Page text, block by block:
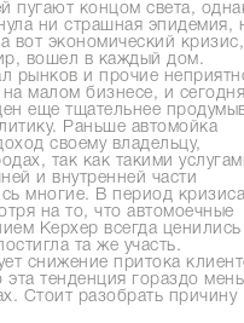
пугают концом света,
ни страшная эпидемия,
вот экономический кризис,
вошел в каждый дом.
рынков и прочие
малом бизнесе, и сегодня
еще тщательнее
Раньше автомойка
своему владельцу,
так как такими
и внутренней части
многие. В период
на то, что автомоечные
Керхер всегда ценились
та же участь.
снижение притока
эта тенденция гораздо
Стоит разобрать причину